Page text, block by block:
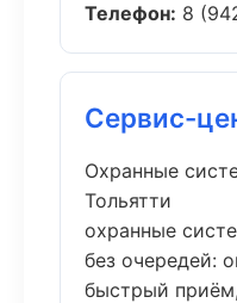
Телефон: 8
Сервис-
Охранные
Тольятти
охранные
без очередей:
быстрый